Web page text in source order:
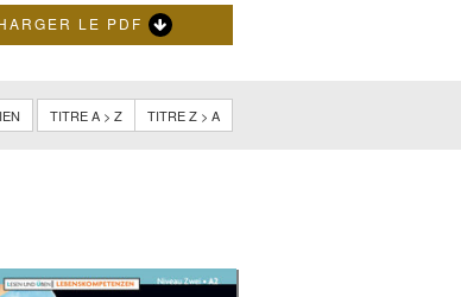
LE PDF
TITRE A > Z TITRE Z > A